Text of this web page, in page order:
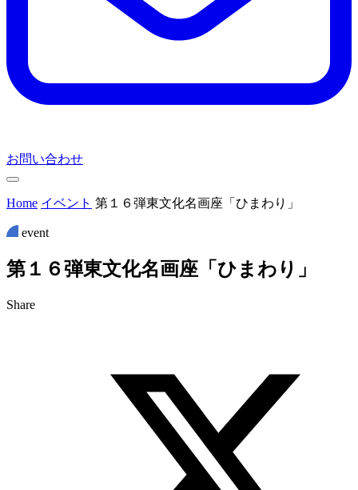
お問い合わせ
Home イベント 第１６弾東文化名画座「ひまわり」
event
第 １ ６弾東文化名画座 「 ひま わ り 」
Share